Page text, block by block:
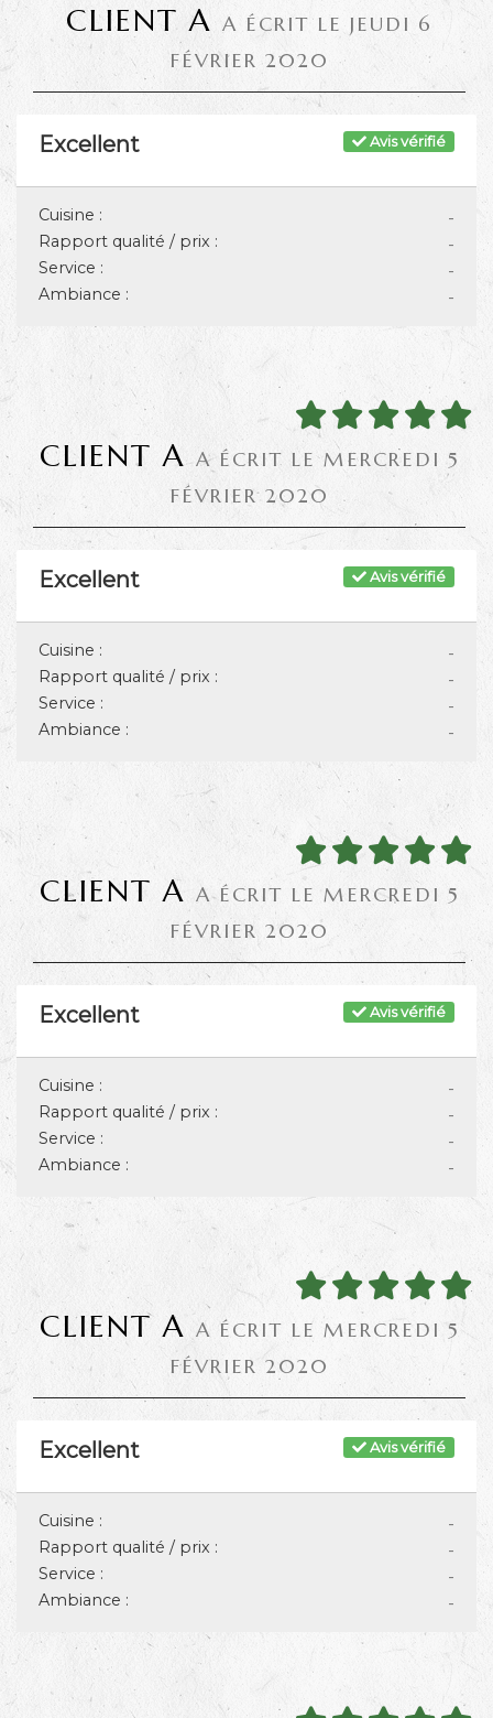
CLIENT A A ÉCRIT LE JEUDI 6
FÉVRIER 2020
Avis vérifié
Excellent
-
Cuisine :
-
Rapport qualité / prix :
-
Service :
-
Ambiance :
CLIENT A A ÉCRIT LE MERCREDI 5
FÉVRIER 2020
Avis vérifié
Excellent
-
Cuisine :
-
Rapport qualité / prix :
-
Service :
-
Ambiance :
CLIENT A A ÉCRIT LE MERCREDI 5
FÉVRIER 2020
Avis vérifié
Excellent
-
Cuisine :
-
Rapport qualité / prix :
-
Service :
-
Ambiance :
CLIENT A A ÉCRIT LE MERCREDI 5
FÉVRIER 2020
Avis vérifié
Excellent
-
Cuisine :
-
Rapport qualité / prix :
-
Service :
-
Ambiance :